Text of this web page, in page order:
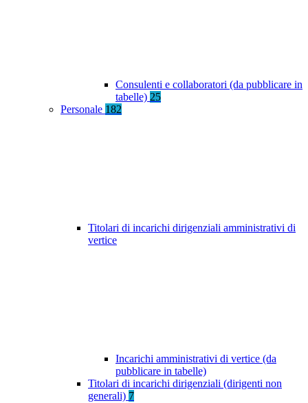
Consulenti e collaboratori (da pubblicare in
tabelle) 25
Personale 182
Titolari di incarichi dirigenziali amministrativi di
vertice
Incarichi amministrativi di vertice (da
pubblicare in tabelle)
Titolari di incarichi dirigenziali (dirigenti non
generali) 7